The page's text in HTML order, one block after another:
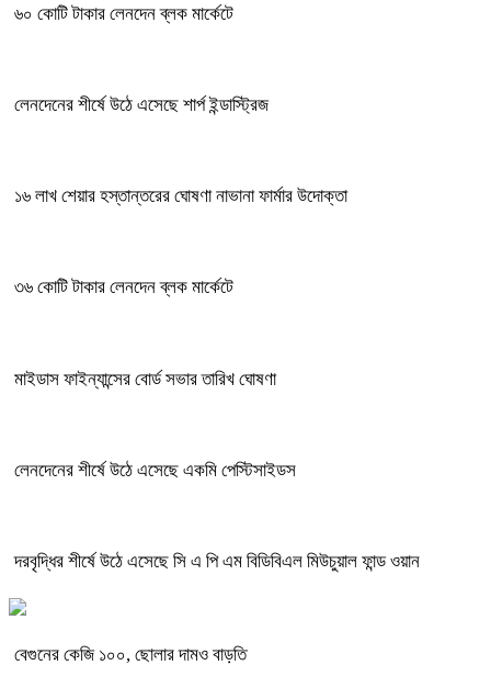
৬০ কোটি টাকার লেনদেন ব্লক মার্কেটে
লেনদেনের শীর্ষে উঠে এসেছে শার্প ইন্ডাস্ট্রিজ
১৬ লাখ শেয়ার হস্তান্তরের ঘোষণা নাভানা ফার্মার উদোক্তা
৩৬ কোটি টাকার লেনদেন ব্লক মার্কেটে
মাইডাস ফাইন্যান্সের বোর্ড সভার তারিখ ঘোষণা
লেনদেনের শীর্ষে উঠে এসেছে একমি পেস্টিসাইডস
দরবৃদ্ধির শীর্ষে উঠে এসেছে সি এ পি এম বিডিবিএল মিউচুয়াল ফান্ড ওয়ান
বেগুনের কেজি ১০০, ছোলার দামও বাড়তি